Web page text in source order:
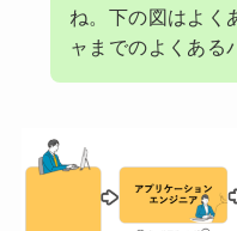
ね。下の図はよく
ャまでのよくある